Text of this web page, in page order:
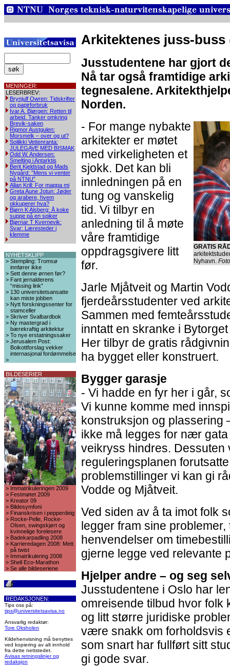
MENINGER:
LESERBREV:
Brynjulf Owren: Tidskrifter
og papirforbruk
Ivar A. Bjørgen: Retten til
arbeid. Tanker omkring
Brevik-saken
Rigmor Austgulen:
Morsmelk – over og ut?
Soilikki Vettenranta:
JULEGAVE MED BISMAK
Odd W. Andersen:
Smelting i Antarktis
Berit Kjeldstad og Mads
Nygård: ”Mens vi venter
på NTNU”
Allan Krill: For mappa mi
Greta Aune Jotun: Jøder
og arabere, hvem
okkuperer hva?
Bjørn K Alsberg: Å koke
suppe på en spiker
Bjørnar T Kvernevik:
Svar: Læresteder i
klemme
NYHETSKLIPP
> Stempling: Tromsø
innfører ikke
> Sett denne ørnen før?
> Fant jernalderens
“missing link”
> 130 universitetsansatte
kan miste jobben
> Nytt forskningssenter for
stamceller
> Skriver Svalbardbok
> Ny mastergrad i
bærekraftig arkitektur
> To nye erstatningssaker
> Jerusalem Post:
Boikottforslag vekker
internasjonal fordømmelse
>
BILDESERIER
> Immatrikuleringen 2009
> Festmøtet 2009
> Kreator 09
> Bildesymfoni
> Finanskrisen i pepperdeig
> Rocke-Pelle, Rocke-
Olsen, swingskjørt og
kvinnelige forelesere
> Badekarpadling 2008
> Karrieredagen 2008: Mett
på twist
> Immatrikulering 2008
> Shell Eco-Marathon
> Se alle bildeseriene
REDAKSJONEN:
Tips oss på:
tips@universitetsavisa.no
Ansvarlig redaktør:
Tore Oksholen
Kildehenvisning må benyttes
ved kopiering av alt innhold
fra dette nettstedet.
Avisas retningslinjer og
redaksjon
Arkitektenes juss-buss
Jusstudentene har gjort
Nå tar også framtidige
tegnesalene.
Norden.
GRATIS
Nyhavn.
- For mange nybakte
arkitekter er møtet
med virkeligheten et
sjokk. Det kan bli
innledningen på en
tung og vanskelig
tid. Vi tilbyr en
anledning til å møte
våre framtidige
oppdragsgivere litt
før.
Jarle Mjåtveit og Martin
fjerdeårsstudenter ved
Sammen med
inntatt en skranke i
Her tilbyr de gratis
ha bygget eller konstruert.
Bygger garasje
- Vi hadde en fyr her i går,
Vi kunne komme med
konstruksjon og plassering
ikke må legges for nær
veikryss hindres. Dessuten
reguleringsplanen
problemstillinger vi kan gi
Vodde og Mjåtveit.
Ved siden av å ta imot folk
legger fram sine
henvendelser om
gjerne legge ved relevante
Hjelper andre – og seg
Jusstudentene i Oslo har
omreisende tilbud hvor folk
og litt større juridiske
være snakk om forholdsvis
som snart har fullført sitt
gi gode svar.